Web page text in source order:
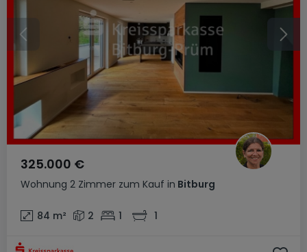
Wohnung 2 Zimmer zum Kauf in Bitburg
325.000 €
84 m² 2 1 1